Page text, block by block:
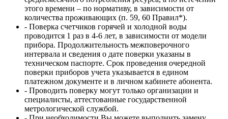
этого времени – по нормативу, в зависимости от
количества проживающих (п. 59, 60 Правил*).
- Поверка счетчиков горячей и холодной воды
проводится 1 раз в 4-6 лет, в зависимости от модели
прибора. Продолжительность межповерочного
интервала и сведения о дате поверки указаны в
техническом паспорте. Срок проведения очередной
поверки приборов учета указывается в едином
платежном документе и в личном кабинете абонента.
- Проводить поверку могут только организации и
специалисты, аттестованные государственной
метрологической службой.